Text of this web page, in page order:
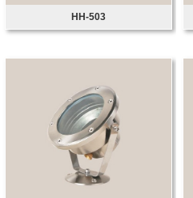
HH-503